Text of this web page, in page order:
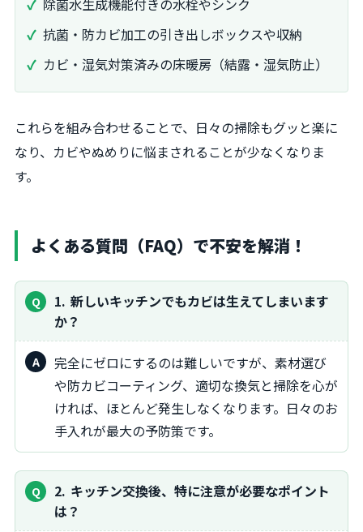
除菌水生成機能付きの水栓やシンク
抗菌・防カビ加工の引き出しボックスや収納
カビ・湿気対策済みの床暖房（結露・湿気防止）
これらを組み合わせることで、日々の掃除もグッと楽に
なり、カビやぬめりに悩まされることが少なくなりま
す。
よくある質問（FAQ）で不安を解消！
1 新しいキッチンでもカビは生えてしまいます
か？
完全にゼロにするのは難しいですが、素材選び
や防カビコーティング、適切な換気と掃除を心が
ければ、ほとんど発生しなくなります。日々のお
手入れが最大の予防策です。
2 キッチン交換後、特に注意が必要なポイント
は？